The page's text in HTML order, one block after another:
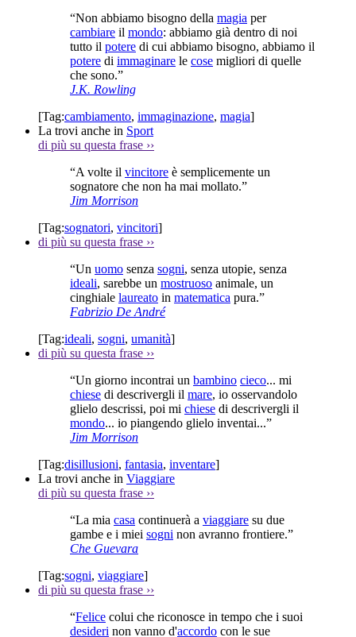
“Non abbiamo bisogno della magia per
cambiare il mondo: abbiamo già dentro di noi
tutto il potere di cui abbiamo bisogno, abbiamo il
potere di immaginare le cose migliori di quelle
che sono.”
J.K. Rowling
[Tag:cambiamento, immaginazione, magia]
La trovi anche in Sport
di più su questa frase ››
“A volte il vincitore è semplicemente un
sognatore che non ha mai mollato.”
Jim Morrison
[Tag:sognatori, vincitori]
di più su questa frase ››
“Un uomo senza sogni, senza utopie, senza
ideali, sarebbe un mostruoso animale, un
cinghiale laureato in matematica pura.”
Fabrizio De André
[Tag:ideali, sogni, umanità]
di più su questa frase ››
“Un giorno incontrai un bambino cieco... mi
chiese di descrivergli il mare, io osservandolo
glielo descrissi, poi mi chiese di descrivergli il
mondo... io piangendo glielo inventai...”
Jim Morrison
[Tag:disillusioni, fantasia, inventare]
La trovi anche in Viaggiare
di più su questa frase ››
“La mia casa continuerà a viaggiare su due
gambe e i miei sogni non avranno frontiere.”
Che Guevara
[Tag:sogni, viaggiare]
di più su questa frase ››
“Felice colui che riconosce in tempo che i suoi
desideri non vanno d'accordo con le sue